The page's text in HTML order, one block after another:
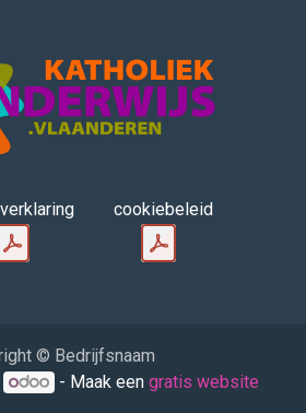
cookiebeleid
© Bedrijfsnaam
- Maak een gratis website